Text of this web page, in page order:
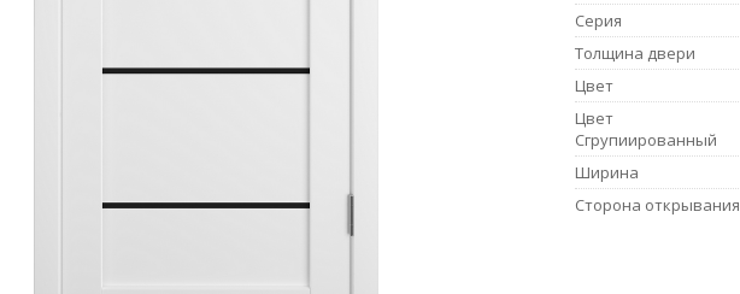
Серия
Толщина двери
Цвет
Цвет
Сгрупиированный
Ширина
Сторона открывания